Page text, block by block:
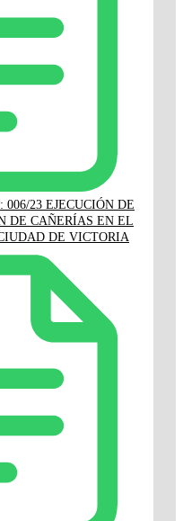
23 EJECUCIÓN DE
DE CAÑERÍAS EN EL
DE VICTORIA